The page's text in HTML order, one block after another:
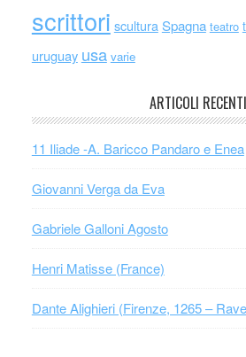
scrittori scultura Spagna teatro
uruguay usa varie
ARTICOLI RECENTI
11 Iliade -A. Baricco Pandaro e Enea
Giovanni Verga da Eva
Gabriele Galloni Agosto
Henri Matisse (France)
Dante Alighieri (Firenze, 1265 –